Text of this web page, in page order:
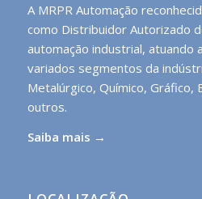
A MRPR Automação
como Distribuidor Autorizado
automação industrial, atuando
variados segmentos da
Metalúrgico, Químico, Gráfico,
outros.
Saiba mais →